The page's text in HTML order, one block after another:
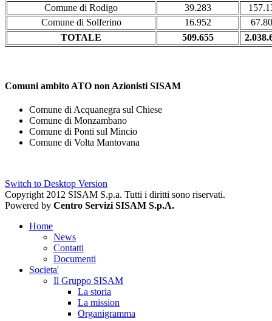
Comune di Rodigo
39.283
Comune di Solferino
16.952
TOTALE
509.655
Comuni ambito ATO non Azionisti SISAM
Comune di Acquanegra sul Chiese
Comune di Monzambano
Comune di Ponti sul Mincio
Comune di Volta Mantovana
Switch to Desktop Version
Copyright 2012 SISAM S.p.a. Tutti i diritti sono riservati.
Powered by Centro Servizi SISAM S.p.A.
Home
News
Contatti
Documenti
Societa'
Il Gruppo SISAM
La storia
La mission
Organigramma